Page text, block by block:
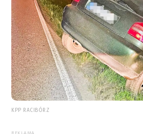
KPP RACIBÓRZ